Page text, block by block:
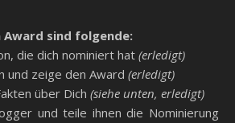
Award sind folgende:
die dich nominiert hat (erledigt)
und zeige den Award (erledigt)
über Dich (siehe unten, erledigt)
und teile ihnen die Nominierung